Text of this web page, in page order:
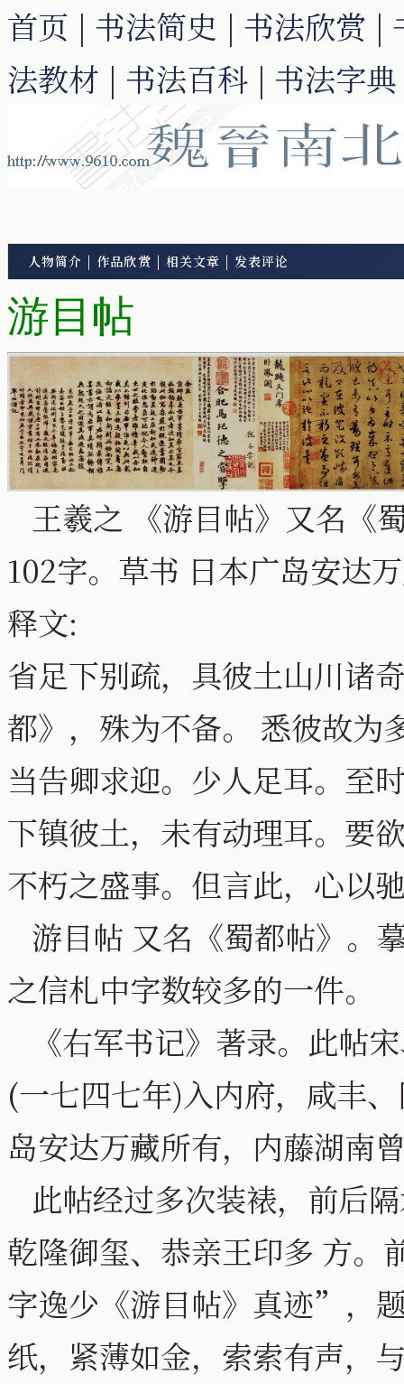
首页 | 书法简史 | 书法欣赏 |
法教材 | 书法百科 | 书法字典
人物简介 | 作品欣赏 | 相关文章 | 发表评论
游目帖
王羲之 《游目帖》又名《
102字。草书 日本广岛安达
释文:
省足下别疏，具彼土山川诸
都》，殊为不备。 悉彼故为
当告卿求迎。少人足耳。至
下镇彼土，未有动理耳。要
不朽之盛事。但言此，心以
游目帖 又名《蜀都帖》。
之信札中字数较多的一件。
《右军书记》著录。此帖
(一七四七年)入内府，咸丰
岛安达万藏所有，内藤湖南
此帖经过多次装裱，前后
乾隆御玺、恭亲王印多 方
字逸少《游目帖》真迹”，
纸，紧薄如金，索索有声，